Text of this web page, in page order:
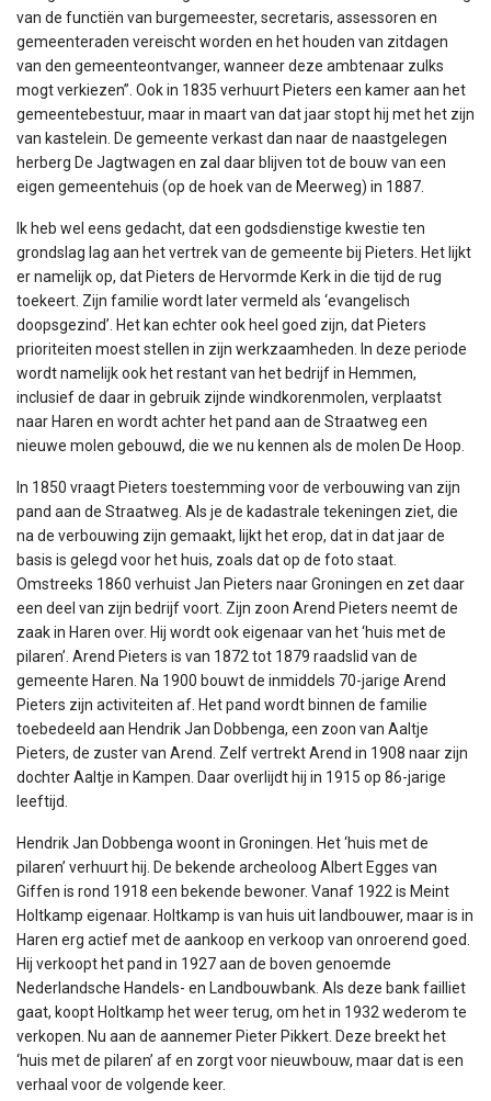
van de functiën van burgemeester, secretaris, assessoren en
gemeenteraden vereischt worden en het houden van zitdagen
van den gemeenteontvanger, wanneer deze ambtenaar zulks
mogt verkiezen”. Ook in 1835 verhuurt Pieters een kamer aan het
gemeentebestuur, maar in maart van dat jaar stopt hij met het zijn
van kastelein. De gemeente verkast dan naar de naastgelegen
herberg De Jagtwagen en zal daar blijven tot de bouw van een
eigen gemeentehuis (op de hoek van de Meerweg) in 1887.
Ik heb wel eens gedacht, dat een godsdienstige kwestie ten
grondslag lag aan het vertrek van de gemeente bij Pieters. Het lijkt
er namelijk op, dat Pieters de Hervormde Kerk in die tijd de rug
toekeert. Zijn familie wordt later vermeld als ‘evangelisch
doopsgezind’. Het kan echter ook heel goed zijn, dat Pieters
prioriteiten moest stellen in zijn werkzaamheden. In deze periode
wordt namelijk ook het restant van het bedrijf in Hemmen,
inclusief de daar in gebruik zijnde windkorenmolen, verplaatst
naar Haren en wordt achter het pand aan de Straatweg een
nieuwe molen gebouwd, die we nu kennen als de molen De Hoop.
In 1850 vraagt Pieters toestemming voor de verbouwing van zijn
pand aan de Straatweg. Als je de kadastrale tekeningen ziet, die
na de verbouwing zijn gemaakt, lijkt het erop, dat in dat jaar de
basis is gelegd voor het huis, zoals dat op de foto staat.
Omstreeks 1860 verhuist Jan Pieters naar Groningen en zet daar
een deel van zijn bedrijf voort. Zijn zoon Arend Pieters neemt de
zaak in Haren over. Hij wordt ook eigenaar van het ‘huis met de
pilaren’. Arend Pieters is van 1872 tot 1879 raadslid van de
gemeente Haren. Na 1900 bouwt de inmiddels 70-jarige Arend
Pieters zijn activiteiten af. Het pand wordt binnen de familie
toebedeeld aan Hendrik Jan Dobbenga, een zoon van Aaltje
Pieters, de zuster van Arend. Zelf vertrekt Arend in 1908 naar zijn
dochter Aaltje in Kampen. Daar overlijdt hij in 1915 op 86-jarige
leeftijd.
Hendrik Jan Dobbenga woont in Groningen. Het ‘huis met de
pilaren’ verhuurt hij. De bekende archeoloog Albert Egges van
Giffen is rond 1918 een bekende bewoner. Vanaf 1922 is Meint
Holtkamp eigenaar. Holtkamp is van huis uit landbouwer, maar is in
Haren erg actief met de aankoop en verkoop van onroerend goed.
Hij verkoopt het pand in 1927 aan de boven genoemde
Nederlandsche Handels- en Landbouwbank. Als deze bank failliet
gaat, koopt Holtkamp het weer terug, om het in 1932 wederom te
verkopen. Nu aan de aannemer Pieter Pikkert. Deze breekt het
‘huis met de pilaren’ af en zorgt voor nieuwbouw, maar dat is een
verhaal voor de volgende keer.